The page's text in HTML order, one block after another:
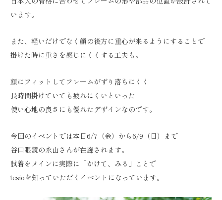
います。
また、軽いだけでなく顔の後方に重心が来るようにすることで
掛けた時に重さを感じにくくする工夫も。
顔にフィットしてフレームがずり落ちにくく
長時間掛けていても疲れにくいといった
使い心地の良さにも優れたデザインなのです。
今回のイベントでは本日6/7（金）から6/9（日）まで
谷口眼鏡の永山さんが在廊されます。
試着をメインに実際に「かけて、みる」ことで
tesioを知っていただくイベントになっています。